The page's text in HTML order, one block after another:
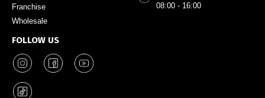
Franchise
Wholesale
FOLLOW US
08:00 - 16:00